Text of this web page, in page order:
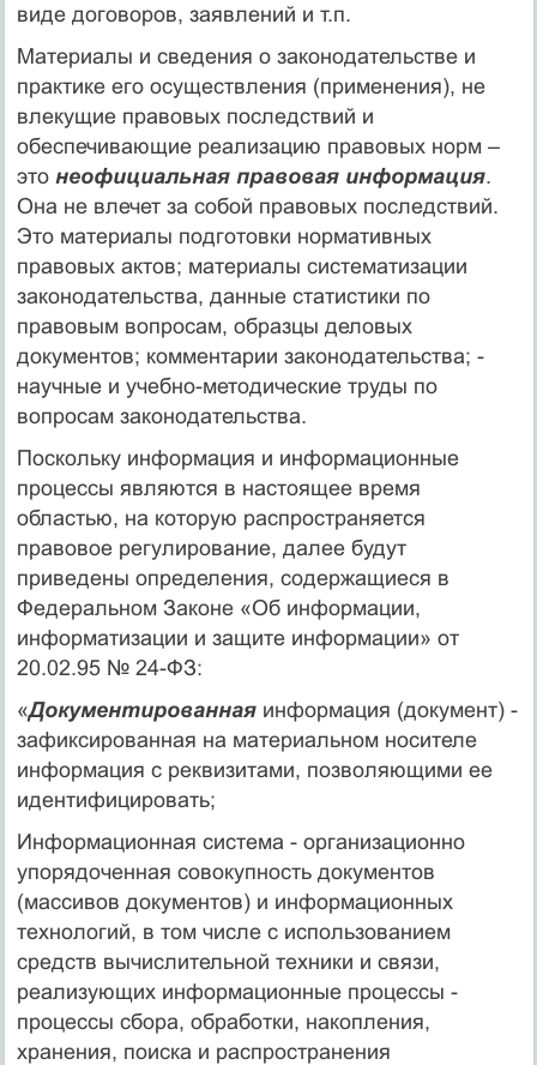
виде договоров, заявлений и т.п.
Материалы и сведения о законодательстве и
практике его осуществления (применения), не
влекущие правовых последствий и
обеспечивающие реализацию правовых норм –
это неофициальная правовая информация.
Она не влечет за собой правовых последствий.
Это материалы подготовки нормативных
правовых актов; материалы систематизации
законодательства, данные статистики по
правовым вопросам, образцы деловых
документов; комментарии законодательства; -
научные и учебно-методические труды по
вопросам законодательства.
Поскольку информация и информационные
процессы являются в настоящее время
областью, на которую распространяется
правовое регулирование, далее будут
приведены определения, содержащиеся в
Федеральном Законе «Об информации,
информатизации и защите информации» от
20.02.95 № 24-ФЗ:
«Документированнаяинформация (документ) -
зафиксированная на материальном носителе
информация с реквизитами, позволяющими ее
идентифицировать;
Информационная система - организационно
упорядоченная совокупность документов
(массивов документов) и информационных
технологий, в том числе с использованием
средств вычислительной техники и связи,
реализующих информационные процессы -
процессы сбора, обработки, накопления,
хранения, поиска и распространения